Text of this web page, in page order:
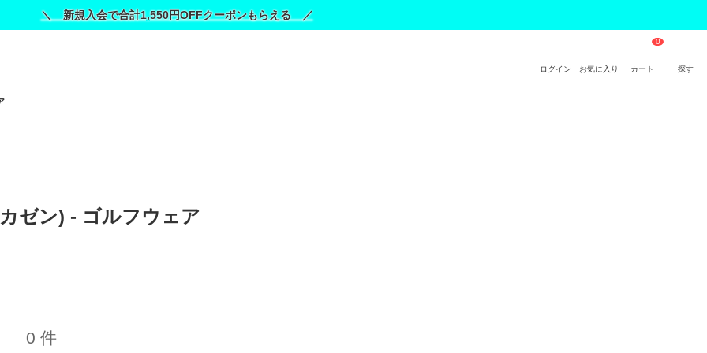
＼ 新規入会で合計1,550円OFFクーポンもらえる ／
ログイン お気に入り カート 探す
ゼン) - ゴルフウェア
0 件